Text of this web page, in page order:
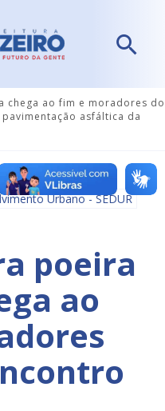
chega ao fim e moradores do
asfáltica da
Urbano - SEDUR
poeira
ao